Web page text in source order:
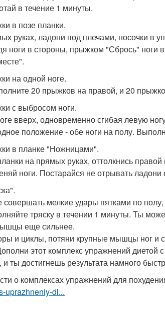
в течение 1 минуты.
в позе планки.
руках, ладони под плечами, носочки в
ноги в стороны, прыжком "Сбрось" ноги
на одной ноге.
20 прыжков на правой, и 20
с выбросом ноги.
вверх, одновременно сгибая левую
положение - обе ноги на полу.
в планке "Ножницами".
на прямых руках, оттолкнись
ноги. Постарайся не отрывать ладони
мелкие удары пятками по
тряску в течении 1 минуты. Ты
еще сильнее.
и циклы, потяни крупные мышцы ног и
этот комплекс упражнений
ты достигнешь результата намного
о комплексах упражнений для
uprazhneniy-dl...